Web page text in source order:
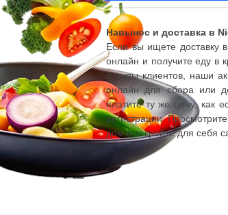
Навынос и доставка в
Если вы ищете доставку
онлайн и получите еду в
отзывы клиентов, наши
онлайн для сбора или
платите ту же цену, как
регистрации.
дом и откройте для себя